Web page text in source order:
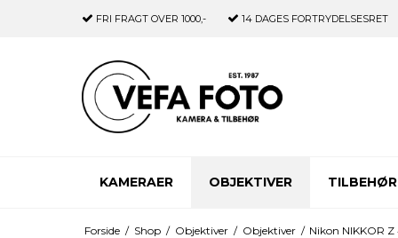
FRI FRAGT OVER 1000,- 14 DAGES FORTRYDELSESRET
KAMERAER OBJEKTIVER TILBEHØR
Forside / Shop / Objektiver / Objektiver / Nikon NIKKOR